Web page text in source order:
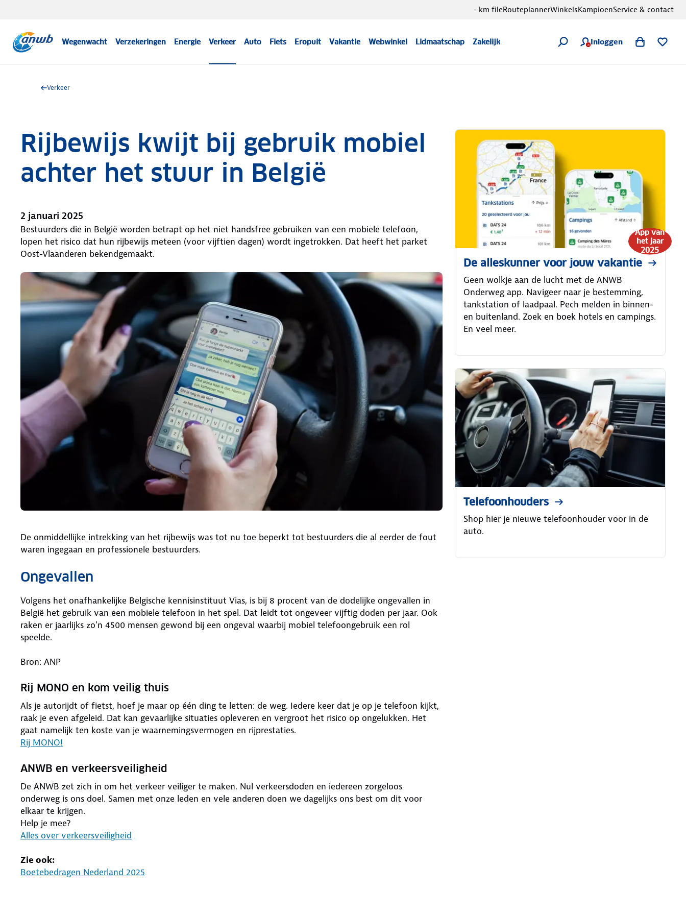
Wegenwacht Verzekeringen Energie Verkeer Auto Fiets Eropuit Vakantie Webwinkel Lidmaatschap Zakelijk Inloggen
- km fileRouteplannerWinkelsKampioenService & contact
Verkeer
Rijbewijs kwijt bij gebruik mobiel
achter het stuur in België
2 januari 2025
Bestuurders die in België worden betrapt op het niet handsfree gebruiken van een mobiele telefoon,
lopen het risico dat hun rijbewijs meteen (voor vijftien dagen) wordt ingetrokken. Dat heeft het parket
Oost-Vlaanderen bekendgemaakt.
De onmiddellijke intrekking van het rijbewijs was tot nu toe beperkt tot bestuurders die al eerder de fout
waren ingegaan en professionele bestuurders.
Ongevallen
Volgens het onafhankelijke Belgische kennisinstituut Vias, is bij 8 procent van de dodelijke ongevallen in
België het gebruik van een mobiele telefoon in het spel. Dat leidt tot ongeveer vijftig doden per jaar. Ook
raken er jaarlijks zo'n 4500 mensen gewond bij een ongeval waarbij mobiel telefoongebruik een rol
speelde.
Bron: ANP
Rij MONO en kom veilig thuis
Als je autorijdt of fietst, hoef je maar op één ding te letten: de weg. Iedere keer dat je op je telefoon kijkt,
raak je even afgeleid. Dat kan gevaarlijke situaties opleveren en vergroot het risico op ongelukken. Het
gaat namelijk ten koste van je waarnemingsvermogen en rijprestaties.
Rij MONO!
ANWB en verkeersveiligheid
De ANWB zet zich in om het verkeer veiliger te maken. Nul verkeersdoden en iedereen zorgeloos
onderweg is ons doel. Samen met onze leden en vele anderen doen we dagelijks ons best om dit voor
elkaar te krijgen.
Help je mee?
Alles over verkeersveiligheid
Zie ook:
Boetebedragen Nederland 2025
App van
het jaar
2025
De alleskunner voor jouw vakantie
Geen wolkje aan de lucht met de ANWB
Onderweg app. Navigeer naar je bestemming,
tankstation of laadpaal. Pech melden in binnen-
en buitenland. Zoek en boek hotels en campings.
En veel meer.
Telefoonhouders
Shop hier je nieuwe telefoonhouder voor in de
auto.